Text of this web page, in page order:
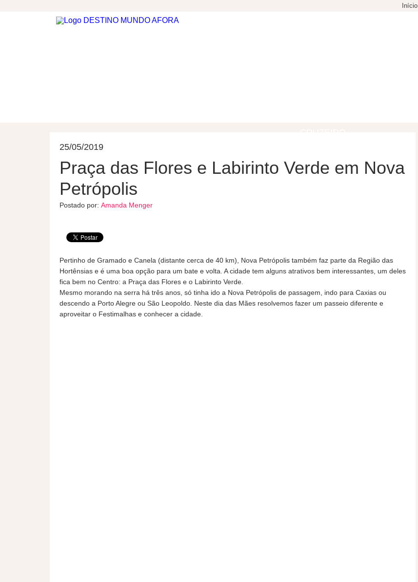
Início
25/05/2019
Praça das Flores e Labirinto Verde em Nova
Petrópolis
Postado por: Amanda Menger
Pertinho de Gramado e Canela (distante cerca de 40 km), Nova Petrópolis também faz parte da Região das
Hortênsias e é uma boa opção para um bate e volta. A cidade tem alguns atrativos bem interessantes, um deles
fica bem no Centro: a Praça das Flores e o Labirinto Verde.
Mesmo morando na serra há três anos, só tinha ido a Nova Petrópolis de passagem, indo para Caxias ou
descendo a Porto Alegre ou São Leopoldo. Neste dia das Mães resolvemos fazer um passeio diferente e
aproveitar o Festimalhas e conhecer a cidade.